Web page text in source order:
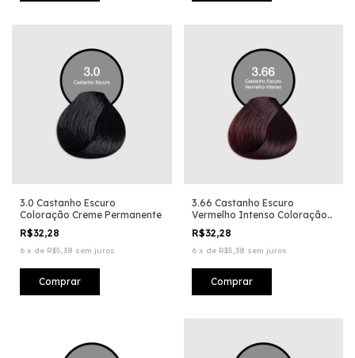
3.0 Castanho Escuro
Coloração Creme Permanente
R$32,28
6 x de R$5,38 sem juros
3.66 Castanho Escuro
Vermelho Intenso Coloração
Creme Permanente
R$32,28
6 x de R$5,38 sem juros